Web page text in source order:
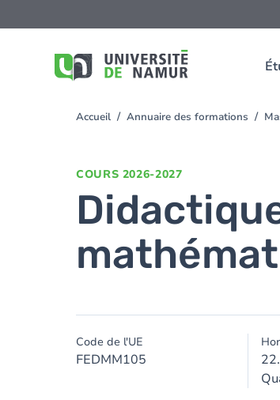
au
You
Accueil Annuaire des formations
COURS 2026-2027
Code de l'UE
FEDMM105